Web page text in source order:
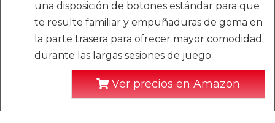
una disposición de botones estándar para que
te resulte familiar y empuñaduras de goma en
la parte trasera para ofrecer mayor comodidad
durante las largas sesiones de juego
Ver precios en Amazon